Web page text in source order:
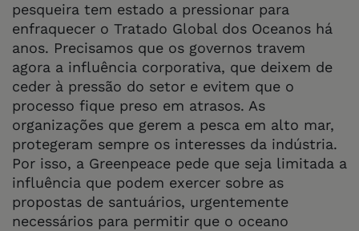
pesqueira tem estado a pressionar para
enfraquecer o Tratado Global dos Oceanos há
anos. Precisamos que os governos travem
agora a influência corporativa, que deixem de
ceder à pressão do setor e evitem que o
processo fique preso em atrasos. As
organizações que gerem a pesca em alto mar,
protegeram sempre os interesses da indústria.
Por isso, a Greenpeace pede que seja limitada a
influência que podem exercer sobre as
propostas de santuários, urgentemente
necessários para permitir que o oceano